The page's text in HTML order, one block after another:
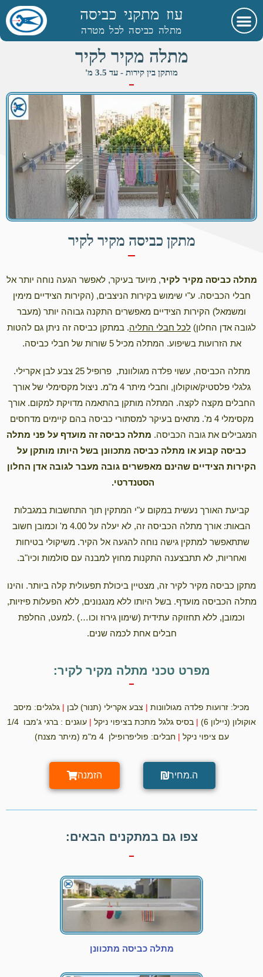
עוז מתקני כביסה
מתלה כביסה לכל מטרה
מתלה מקיר לקיר
מותקן בין קירות - עד 3.5 מ'
מתקן כביסה מקיר לקיר
מתלה כביסה מקיר לקיר, מיועד בעיקר, לאפשר הגעה נוחה יותר אל
חבלי הכביסה. ע"י שימוש בקירות הניצבים, (הקירות הצידיים מימין
ומשמאל) הקירות הצידיים מאפשרים התקנה גבוהה יותר (מעבר
לגובה אדן החלון) לכל חבלי התליה. במתקן כביסה זה ניתן גם להטות
את הזרועות בשיפוע. המתלה מכיל 5 שורות של חבלי כביסה.
מתלה הכביסה, עשוי פלדה מגולוונת, פרופיל 25 צבע לבן אקרילי.
גלגלי פלסטיק/אוקולון, וחבלי מיתר 4 מ"מ. ניצול מקסימלי של אורך
החבלים מקצה לקצה. המתלה מותקן בהתאמה מדויקת למקום. אורך
מקסימלי 4 מ'. מתאים בעיקר למסתורי כביסה בהם קיימים מדחסים
המגבילים את גובה הכביסה. מתלה כביסה זה מועדף על פני מתלה
כביסה קבוע או מתלה כביסה מתכוונן בשל היותו מותקן על
הקירות הצידיים שהינם מאפשרים גובה מעבר לגובה אדן החלון
הסטנדרטי.
קביעת האורך נעשית במקום ע"י המתקין תוך התחשבות במגבלות
הבאות: אורך מתלה הכביסה זה, לא יעלה על 4.00 מ' וכמובן חשוב
שתתאפשר למתקין גישה נוחה להגעה אל הקיר. משיקולי בטיחות
ואחריות, לא תתבצענה התקנות מחוץ למבנה עם סולמות וכיו"ב.
מתקן כביסה מקיר לקיר זה, מצטיין ביכולת תפעולית קלה ביותר. והינו
מתלה הכביסה מועדף. בשל היותו ללא מנגנונים, ללא הפעלות פיזיות,
וכמובן, ללא תחזוקה עתידית (שימון גירוז וכו…) .למעט, החלפת
חבלים אחת לכמה שנים.
מפרט טכני מתלה מקיר לקיר:
מכיל: זרועות פלדה מגולוונות | צבע אקרילי (תנור) לבן | גלגלים: מיסב
אוקולון (ניילון 6)
| בסיס גלגל מתכת בציפוי ניקל |
עוגנים : ברגי ג'מבו 1/4
עם ציפוי ניקל |חבלים: פוליפרופילן 4 מ"מ (מיתר מצנח)
ה.מחיר הזמנה
צפו גם במתקנים הבאים:
מתלה כביסה מתכוונן